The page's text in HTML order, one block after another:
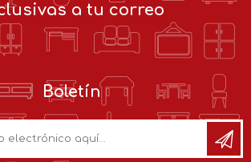
a tu correo
Boletín